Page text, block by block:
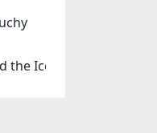
the Ice Palace 2